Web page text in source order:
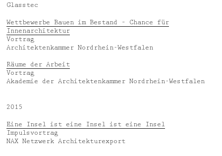
Glasstec
Wettbewerbe Bauen im Bestand – Chance für
Innenarchitektur
Vortrag
Architektenkammer Nordrhein-Westfalen
Räume der Arbeit
Vortrag
Akademie der Architektenkammer Nordrhein-Westfalen
2015
Eine Insel ist eine Insel ist eine Insel
Impulsvortrag
NAX Netzwerk Architekturexport